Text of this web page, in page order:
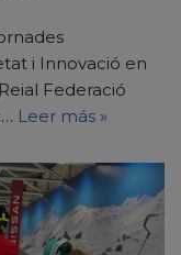
i Innovació en
Federació
Leer más »